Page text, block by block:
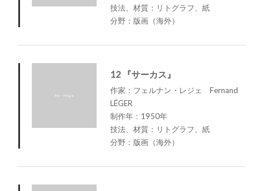
技法、材質：リトグラフ、紙
分野：版画（海外）
12 『サーカス』
作家：フェルナン・レジェ Fernand
LÉGER
制作年：1950年
技法、材質：リトグラフ、紙
分野：版画（海外）